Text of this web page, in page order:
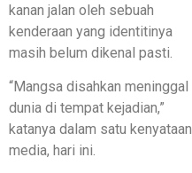
kanan jalan oleh sebuah
kenderaan yang identitinya
masih belum dikenal pasti.
“Mangsa disahkan meninggal
dunia di tempat kejadian,”
katanya dalam satu kenyataan
media, hari ini.